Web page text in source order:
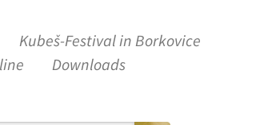
Kubeš-Festival in Borkovice
Downloads